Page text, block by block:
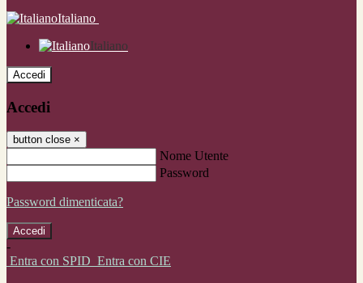
Italiano
Italiano
Accedi
Accedi
button close ×
Nome Utente
Password
Password dimenticata?
-
Entra con SPID Entra con CIE